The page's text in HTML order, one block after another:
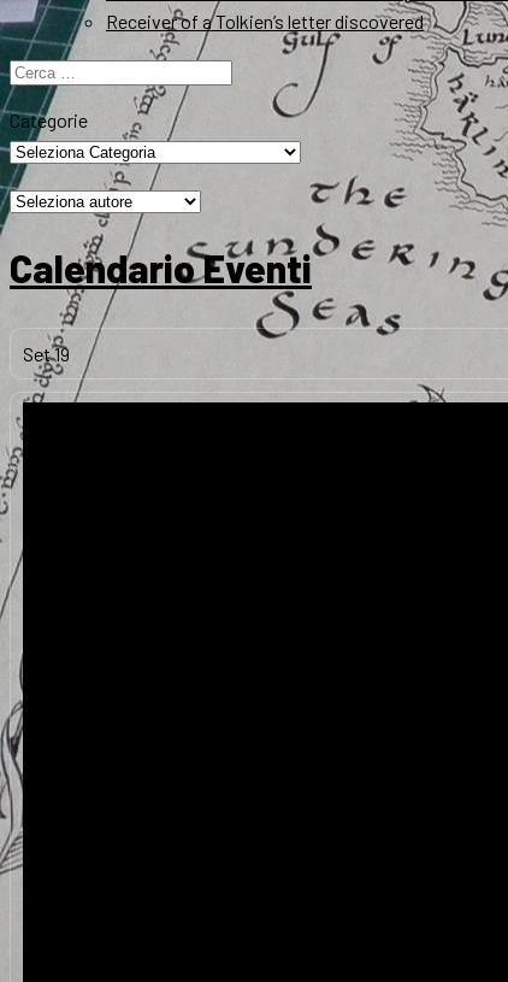
Receiver of a Tolkien’s letter discovered
Ricerca
per:
Categorie
Calendario Eventi
Set19